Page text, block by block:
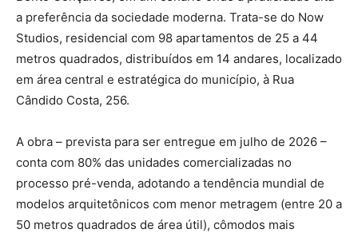
a preferência da sociedade moderna. Trata-se do Now
Studios, residencial com 98 apartamentos de 25 a 44
metros quadrados, distribuídos em 14 andares, localizado
em área central e estratégica do município, à Rua
Cândido Costa, 256.
A obra – prevista para ser entregue em julho de 2026 –
conta com 80% das unidades comercializadas no
processo pré-venda, adotando a tendência mundial de
modelos arquitetônicos com menor metragem (entre 20 a
50 metros quadrados de área útil), cômodos mais